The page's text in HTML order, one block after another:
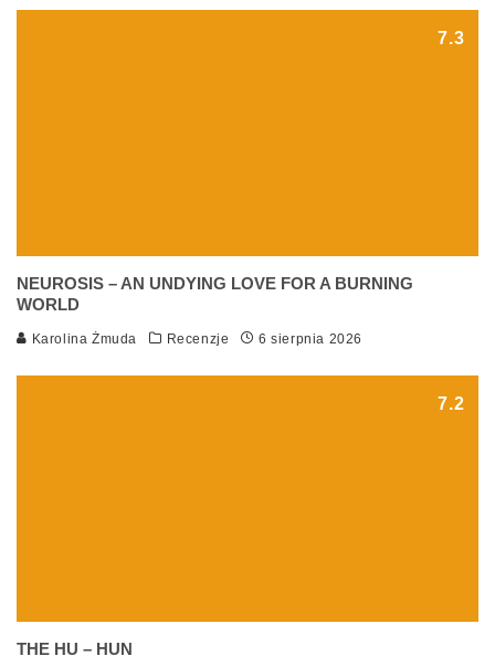
7.3
NEUROSIS – AN UNDYING LOVE FOR A BURNING
WORLD
Karolina Żmuda Recenzje 6 sierpnia 2026
7.2
THE HU – HUN